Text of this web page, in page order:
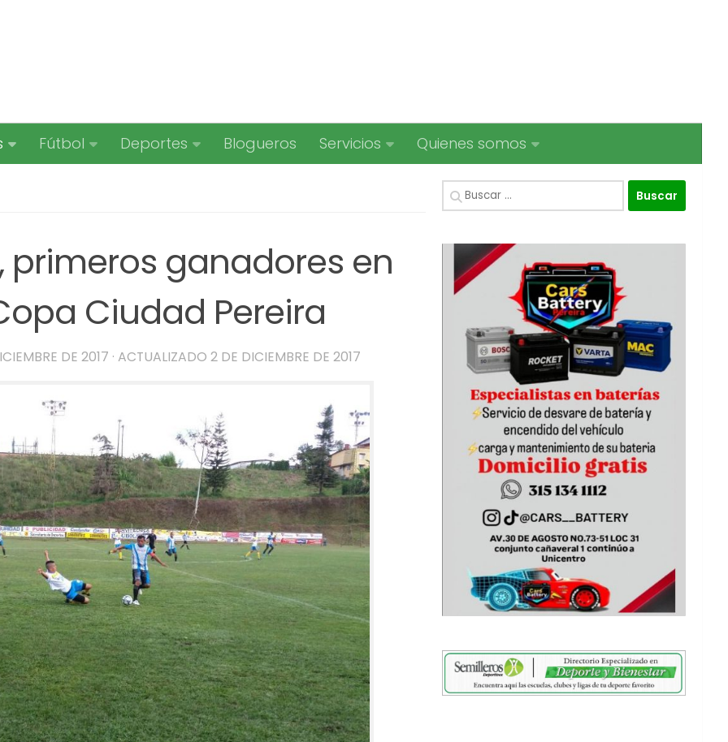
Fútbol Deportes Blogueros Servicios Quienes somos
primeros ganadores en
Ciudad Pereira
DE 2017 · ACTUALIZADO 2 DE DICIEMBRE DE 2017
Buscar: